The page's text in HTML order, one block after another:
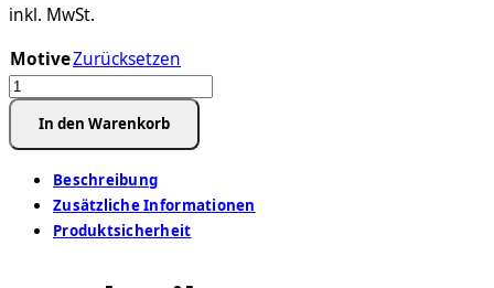
inkl. MwSt.
MotiveZurücksetzen
Mechanische
Brummstimme-
Dose
Motiv
Bärenfamilie
In den Warenkorb
Beschreibung
Zusätzliche Informationen
Produktsicherheit